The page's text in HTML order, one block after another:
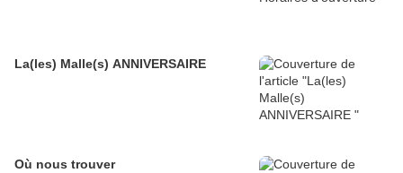
La(les) Malle(s) ANNIVERSAIRE
Où nous trouver